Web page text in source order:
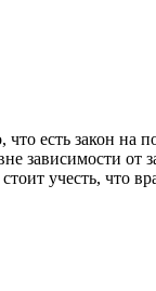
есть закон на
зависимости от
учесть, что